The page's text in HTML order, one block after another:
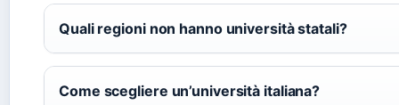
Quali regioni non hanno università statali?
Come scegliere un’università italiana?